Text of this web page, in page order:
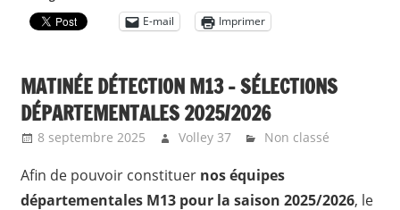
E-mail
Imprimer
MATINÉE DÉTECTION M13 – SÉLECTIONS
DÉPARTEMENTALES 2025/2026
8 septembre 2025 Volley 37 Non classé
Afin de pouvoir constituer nos équipes
départementales M13 pour la saison 2025/2026, le